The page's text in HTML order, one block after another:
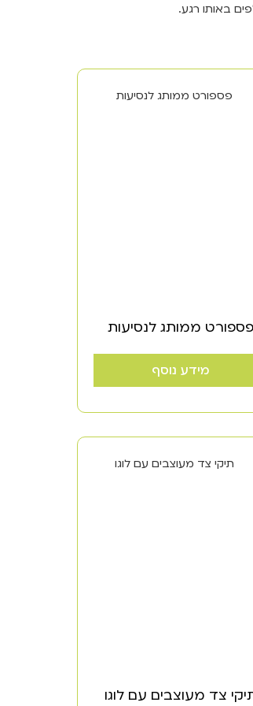
באותו רגע.
פספורט ממותג לנסיעות
מידע נוסף
צד מעוצבים עם לוגו